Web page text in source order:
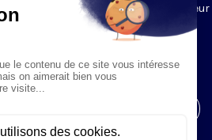
Thierry Ndjandjo qui vous proposent leur
réflexion et leur éclairage.
àpourquoipadre@ktotv.com